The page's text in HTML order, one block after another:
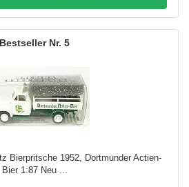
5
Bierpritsche 1952, Dortmunder Actien-
Bier 1:87 Neu ...